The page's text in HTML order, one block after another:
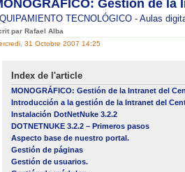
Gestión de
TECNOLÓGICO - Aulas
par Rafael Alba
31 Octobre 2007 14:25
Index de l'article
MONOGRÁFICO: Gestión de la Intranet del
Introducción a la gestión de la Intranet del
Instalación DotNetNuke 3.2.2
DOTNETNUKE 3.2.2 – Primeros pasos
Aspecto base de nuestro portal.
Gestión de páginas
Gestión de usuarios.